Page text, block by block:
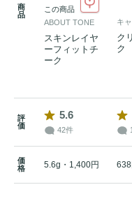
商
品
この商品
ABOUT TONE
スキンレイヤ
ーフィットチ
ーク
キ
ク
ク
評
価
5.6
42件
価
格
5.6g・1,400円